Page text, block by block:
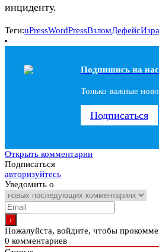
инциденту.
Теги:uPressWordPressВзломДефейс
Подпишись на
Только важные
Подписаться
Открыть комментарии
Подписаться
авторизуйтесь
Уведомить о
Пожалуйста, войдите, чтобы
0 комментариев